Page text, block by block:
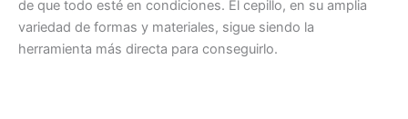
de que todo esté en condiciones. El cepillo, en su amplia
variedad de formas y materiales, sigue siendo la
herramienta más directa para conseguirlo.